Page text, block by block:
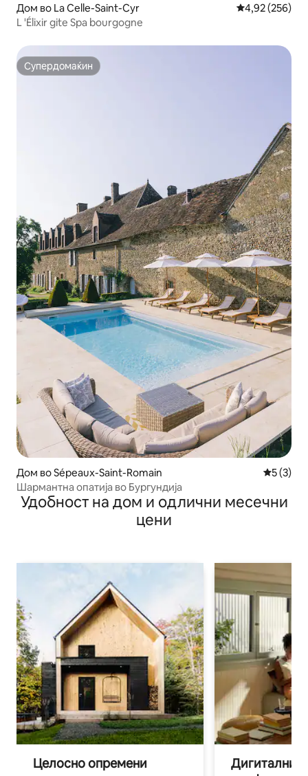
Дом во La Celle-Saint-Cyr Просечна
4,92 (256)
L 'Élixir gite Spa bourgogne
Супердомаќин
Супердомаќин
Дом во Sépeaux-Saint-Romain
5 (3)
Шармантна опатија во Бургундија
Удобност на дом и одлични месечни
цени
Целосно опремени
Дигитални